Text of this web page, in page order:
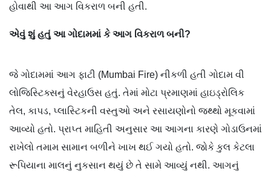
હોવાથી આ આગ વિકરાળ બની હતી.
એવું શું હતું આ ગોદામમાં કે આગ વિકરાળ બની?
જે ગોદામમાં આગ ફાટી (Mumbai Fire) નીકળી હતી ગોદામ વી
લોજિસ્ટિક્સનું વેરહાઉસ હતું. તેમાં મોટા પ્રમાણમાં હાઇડ્રોલિક
તેલ, કાપડ, પ્લાસ્ટિકની વસ્તુઓ અને રસાયણોનો જથ્થો મૂકવામાં
આવ્યો હતો. પ્રાપ્ત માહિતી અનુસાર આ આગના કારણે ગોડાઉનમાં
રાખેલો તમામ સામાન બળીને ખાખ થઈ ગયો હતો. જોકે કુલ કેટલા
રૂપિયાના માલનું નુકસાન થયું છે તે સામે આવ્યું નથી. આગનું